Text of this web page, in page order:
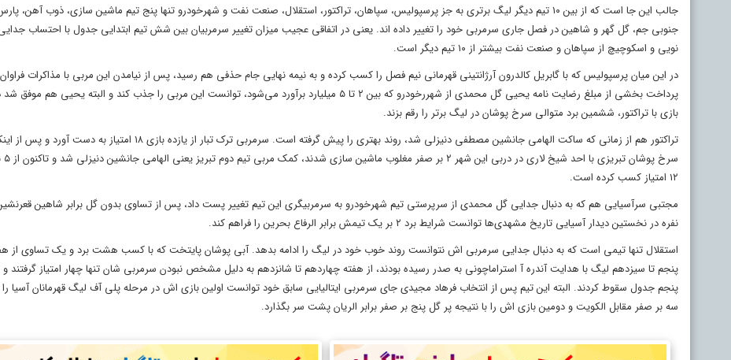
جالب این جا است که از بین ۱۰ تیم دیگر لیگ برتری به جز پرسپولیس، سپاهان، تراکتور، استقلال، صنعت نفت و شهرخودرو تنها پنج تیم ماشین سازی، ذوب آهن،
جنوبی جم، گل گهر و شاهین در فصل جاری سرمربی خود را تغییر داده اند. یعنی در اتفاقی عجیب میزان تغییر سرمربیان بین شش تیم ابتدایی جدول با احتساب
نویی و اسکوچیچ از سپاهان و صنعت نفت بیشتر از ۱۰ تیم دیگر است.
در این میان پرسپولیس که با گابریل کالدرون آرژانتینی قهرمانی نیم فصل را کسب کرده و به نیمه نهایی جام حذفی هم رسید، پس از نیامدن این مربی با مذاکرات
پرداخت بخشی از مبلغ رضایت نامه یحیی گل محمدی از شهررخودرو که بین ۲ تا ۵ میلیارد برآورد می‌شود، توانست این مربی را جذب کند و البته یحیی هم موفق
بازی با تراکتور، ششمین برد متوالی سرخ پوشان در لیگ برتر را رقم بزند.
تراکتور هم از زمانی که ساکت الهامی جانشین مصطفی دنیزلی شد، روند بهتری را پیش گرفته است. سرمربی ترک تبار از یازده بازی ۱۸ امتیاز به دست آورد و
سرخ
۱۲ امتیاز کسب کرده است
.
نفره در نخستین دیدار آسیایی تاریخ مشهدی‌ها توانست شرایط برد ۲ بر یک تیمش برابر الرفاع بحرین را فراهم کند.
استقلال تنها تیمی است که به دنبال جدایی سرمربی اش نتوانست روند خوب خود در لیگ را ادامه بدهد. آبی پوشان پایتخت که با کسب هشت برد و یک تساوی از
پنجم تا سیزدهم لیگ با هدایت آندره آ استراماچونی به صدر رسیده بودند، از هفته چهاردهم تا شانزدهم به دلیل مشخص نبودن سرمربی شان تنها چهار امتیاز گرفتند و
پنجم جدول سقوط کردند. البته این تیم پس از انتخاب فرهاد مجیدی جای سرمربی ایتالیایی سابق خود توانست اولین بازی اش در مرحله پلی آف لیگ قهرمانان آسیا را
سه بر صفر مقابل الکویت و دومین بازی اش را با نتیجه پر گل پنج بر صفر برابر الریان پشت سر بگذارد.